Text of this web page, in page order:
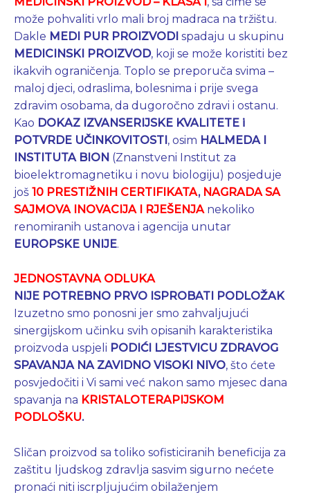
može pohvaliti vrlo mali broj madraca na tržištu.
Dakle MEDI PUR PROIZVODI spadaju u skupinu
MEDICINSKI PROIZVOD, koji se može koristiti bez
ikakvih ograničenja. Toplo se preporuča svima –
maloj djeci, odraslima, bolesnima i prije svega
zdravim osobama, da dugoročno zdravi i ostanu.
Kao DOKAZ IZVANSERIJSKE KVALITETE i
POTVRDE UČINKOVITOSTI, osim HALMEDA I
INSTITUTA BION (Znanstveni Institut za
bioelektromagnetiku i novu biologiju) posjeduje
još 10 PRESTIŽNIH CERTIFIKATA, NAGRADA SA
SAJMOVA INOVACIJA I RJEŠENJA nekoliko
renomiranih ustanova i agencija unutar
EUROPSKE UNIJE.
JEDNOSTAVNA ODLUKA
NIJE POTREBNO PRVO ISPROBATI PODLOŽAK
Izuzetno smo ponosni jer smo zahvaljujući
sinergijskom učinku svih opisanih karakteristika
proizvoda uspjeli PODIĆI LJESTVICU ZDRAVOG
SPAVANJA NA ZAVIDNO VISOKI NIVO, što ćete
posvjedočiti i Vi sami već nakon samo mjesec dana
spavanja na KRISTALOTERAPIJSKOM
PODLOŠKU.
Sličan proizvod sa toliko sofisticiranih beneficija za
zaštitu ljudskog zdravlja sasvim sigurno nećete
pronaći niti iscrpljujućim obilaženjem